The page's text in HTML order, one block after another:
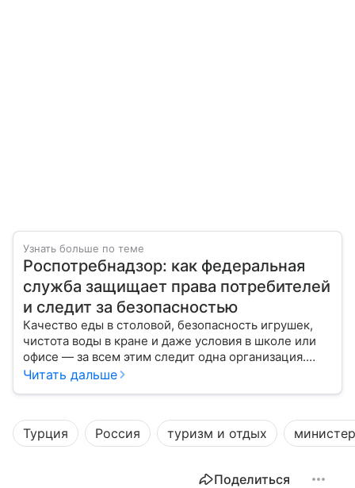
Узнать больше по теме
Роспотребнадзор: как федеральная
служба защищает права потребителей
и следит за безопасностью
Качество еды в столовой, безопасность игрушек,
чистота воды в кране и даже условия в школе или
офисе — за всем этим следит одна организация.
Роспотребнадзор — федеральная служба, которая
устроена эта служба, чем она занимается и почему
её работа важна для каждого жителя России.
Читать дальше
Турция Россия туризм и отдых
Поделиться